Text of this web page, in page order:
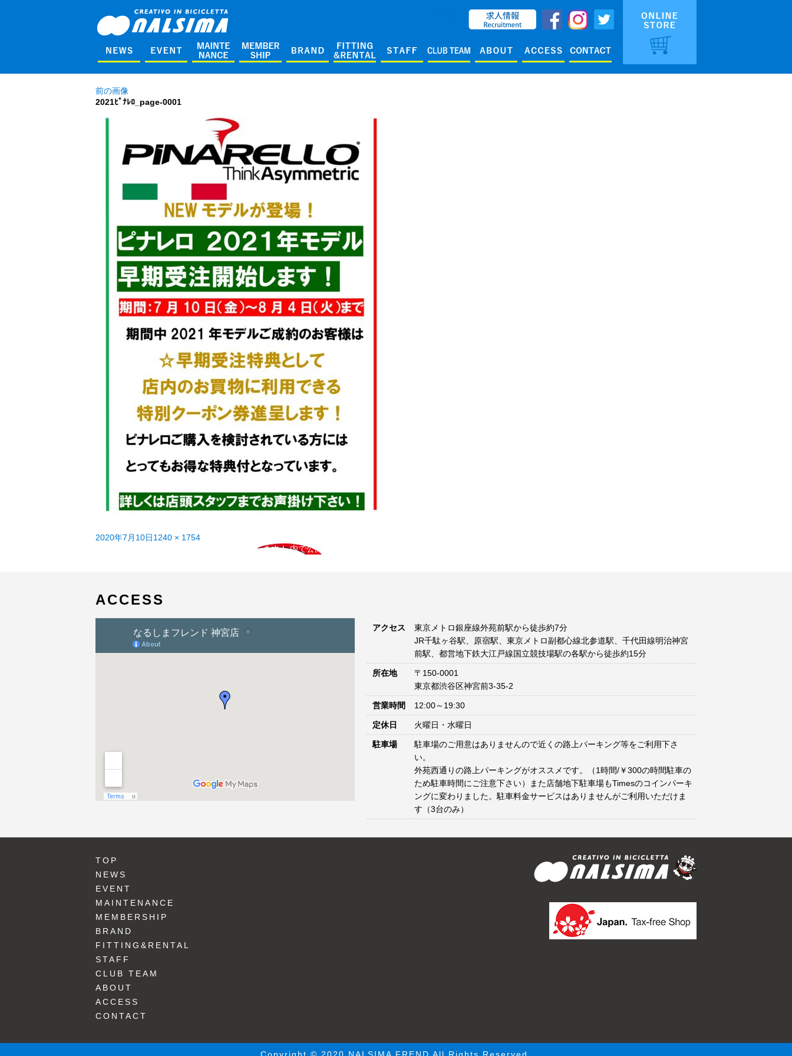
前の画像
2021ﾋﾟﾅﾚﾛ_page-0001
投
2020年7月10日フ
1240 × 1754
ゲ
ー
ピナレロ2021年モデル「早期受注」を開始します！ 内で公開
ACCESS
アクセス
東京メトロ銀座線外苑前駅から徒歩約7分
JR千駄ヶ谷駅、原宿駅、東京メトロ副都心線北参道駅、千代田線明治神宮
前駅、都営地下鉄大江戸線国立競技場駅の各駅から徒歩約15分
所在地
〒150-0001
東京都渋谷区神宮前3-35-2
営業時間 12:00～19:30
定休日 火曜日・水曜日
駐車場
駐車場のご用意はありませんので近くの路上パーキング等をご利用下さ
い。
外苑西通りの路上パーキングがオススメです。（1時間/￥300の時間駐車の
ため駐車時間にご注意下さい）また店舗地下駐車場もTimesのコインパーキ
ングに変わりました。駐車料金サービスはありませんがご利用いただけま
す（3台のみ）
TOP
NEWS
EVENT
MAINTENANCE
MEMBERSHIP
BRAND
FITTING&RENTAL
STAFF
CLUB TEAM
ABOUT
ACCESS
CONTACT